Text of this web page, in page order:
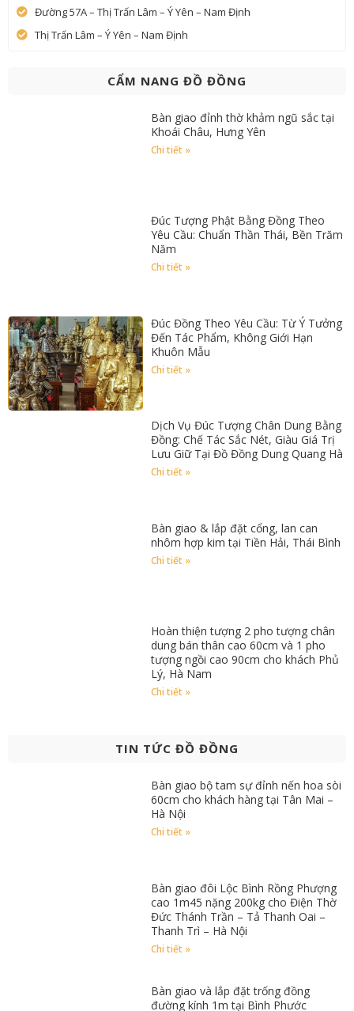
Đường 57A – Thị Trấn Lâm – Ý Yên – Nam Định
Thị Trấn Lâm – Ý Yên – Nam Định
CẨM NANG ĐỒ ĐỒNG
Bàn giao đỉnh thờ khảm ngũ sắc tại
Khoái Châu, Hưng Yên
Chi tiết »
Đúc Tượng Phật Bằng Đồng Theo
Yêu Cầu: Chuẩn Thần Thái, Bền Trăm
Năm
Chi tiết »
Đúc Đồng Theo Yêu Cầu: Từ Ý Tưởng
Đến Tác Phẩm, Không Giới Hạn
Khuôn Mẫu
Chi tiết »
Dịch Vụ Đúc Tượng Chân Dung Bằng
Đồng: Chế Tác Sắc Nét, Giàu Giá Trị
Lưu Giữ Tại Đồ Đồng Dung Quang Hà
Chi tiết »
Bàn giao & lắp đặt cổng, lan can
nhôm hợp kim tại Tiền Hải, Thái Bình
Chi tiết »
Hoàn thiện tượng 2 pho tượng chân
dung bán thân cao 60cm và 1 pho
tượng ngồi cao 90cm cho khách Phủ
Lý, Hà Nam
Chi tiết »
TIN TỨC ĐỒ ĐỒNG
Bàn giao bộ tam sự đỉnh nến hoa sòi
60cm cho khách hàng tại Tân Mai –
Hà Nội
Chi tiết »
Bàn giao đôi Lộc Bình Rồng Phượng
cao 1m45 nặng 200kg cho Điện Thờ
Đức Thánh Trần – Tả Thanh Oai –
Thanh Trì – Hà Nội
Chi tiết »
Bàn giao và lắp đặt trống đồng
đường kính 1m tại Bình Phước